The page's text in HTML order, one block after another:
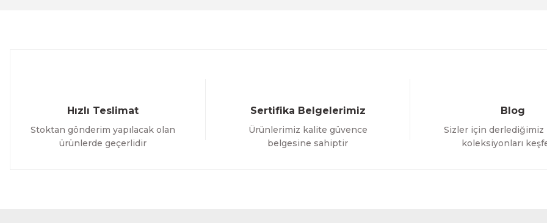
Hızlı Teslimat
Stoktan gönderim yapılacak olan
ürünlerde geçerlidir
Sertifika Belgelerimiz
Ürünlerimiz kalite güvence
belgesine sahiptir
Blog
Sizler için
koleksiyonları